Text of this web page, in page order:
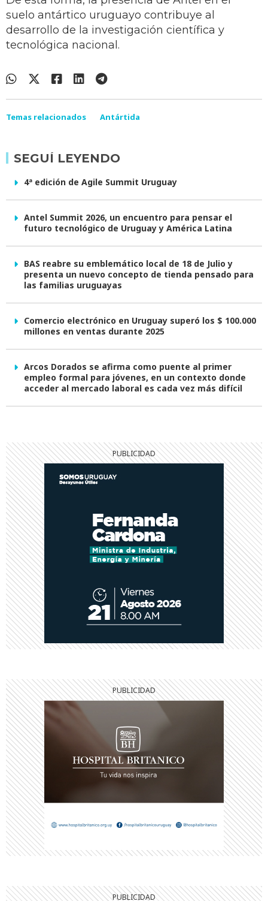
suelo antártico uruguayo contribuye al
desarrollo de la investigación científica y
tecnológica nacional.
Temas relacionados Antártida
SEGUÍ LEYENDO
4ª edición de Agile Summit Uruguay
Antel Summit 2026, un encuentro para pensar el
futuro tecnológico de Uruguay y América Latina
BAS reabre su emblemático local de 18 de Julio y
presenta un nuevo concepto de tienda pensado para
las familias uruguayas
Comercio electrónico en Uruguay superó los $ 100.000
millones en ventas durante 2025
Arcos Dorados se afirma como puente al primer
empleo formal para jóvenes, en un contexto donde
acceder al mercado laboral es cada vez más difícil